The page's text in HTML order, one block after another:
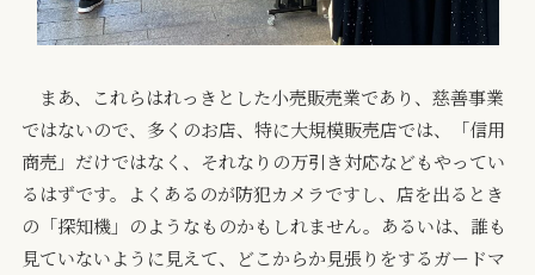
まあ、これらはれっきとした小売販売業であり、慈善事業
ではないので、多くのお店、特に大規模販売店では、「信用
商売」だけではなく、それなりの万引き対応などもやってい
るはずです。よくあるのが防犯カメラですし、店を出るとき
の「探知機」のようなものかもしれません。あるいは、誰も
見ていないように見えて、どこからか見張りをするガードマ